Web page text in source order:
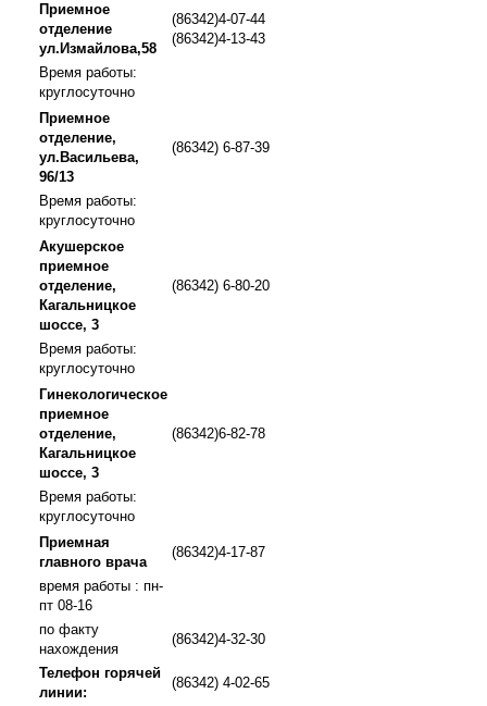
Приемное
отделение
ул.Измайлова,58
(86342)4-07-44
(86342)4-13-43
Время работы:
круглосуточно
Приемное
отделение,
ул.Васильева,
96/13
(86342) 6-87-39
Время работы:
круглосуточно
Акушерское
приемное
отделение,
Кагальницкое
шоссе, 3
(86342) 6-80-20
Время работы:
круглосуточно
Гинекологическое
приемное
отделение,
Кагальницкое
шоссе, 3
(86342)6-82-78
Время работы:
круглосуточно
Приемная
главного врача
(86342)4-17-87
время работы : пн-
пт 08-16
по факту
нахождения
(86342)4-32-30
Телефон горячей
линии:
(86342) 4-02-65